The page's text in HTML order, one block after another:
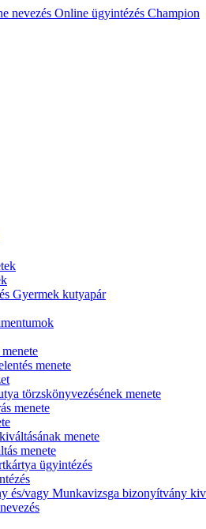
nevezés Online ügyintézés Champion
Gyermek kutyapár
menete
törzskönyvezésének menete
menete
menete
menete
ügyintézés
és/vagy Munkavizsga bizonyítvány